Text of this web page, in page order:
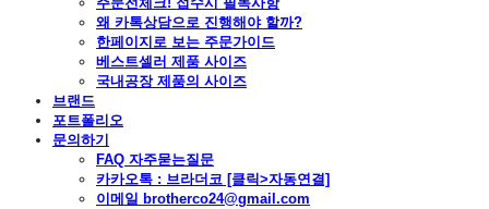
왜 카톡상담으로 진행해야 할까?
한페이지로 보는 주문가이드
베스트셀러 제품 사이즈
국내공장 제품의 사이즈
브랜드
포트폴리오
문의하기
FAQ 자주묻는질문
카카오톡 : 브라더코 [클릭>자동연결]
이메일 brotherco24@gmail.com